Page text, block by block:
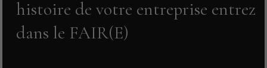
PRODUCTION TEXTILE
histoire de votre entreprise entrez
dans le FAIR(E)